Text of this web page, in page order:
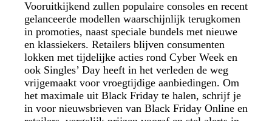
Vooruitkijkend zullen populaire consoles en recent
gelanceerde modellen waarschijnlijk terugkomen
in promoties, naast speciale bundels met nieuwe
en klassiekers. Retailers blijven consumenten
lokken met tijdelijke acties rond Cyber Week en
ook Singles’ Day heeft in het verleden de weg
vrijgemaakt voor vroegtijdige aanbiedingen. Om
het maximale uit Black Friday te halen, schrijf je
in voor nieuwsbrieven van Black Friday Online en